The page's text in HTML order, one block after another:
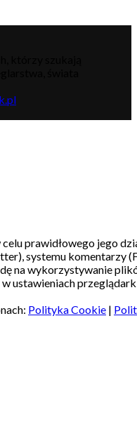
prawidłowego jego
systemu komentarzy
na wykorzystywanie
ustawieniach
Polityka Cookie |